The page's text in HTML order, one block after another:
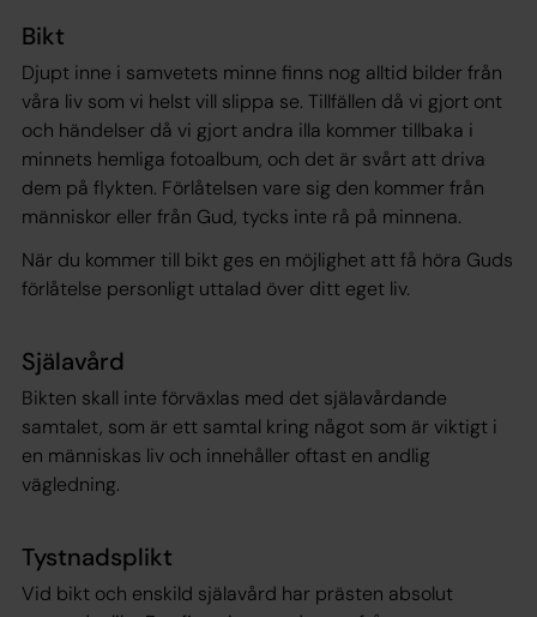
Bikt
Djupt inne i samvetets minne finns nog alltid bilder från
våra liv som vi helst vill slippa se. Tillfällen då vi gjort ont
och händelser då vi gjort andra illa kommer tillbaka i
minnets hemliga fotoalbum, och det är svårt att driva
dem på flykten. Förlåtelsen vare sig den kommer från
människor eller från Gud, tycks inte rå på minnena.
När du kommer till bikt ges en möjlighet att få höra Guds
förlåtelse personligt uttalad över ditt eget liv.
Själavård
Bikten skall inte förväxlas med det själavårdande
samtalet, som är ett samtal kring något som är viktigt i
en människas liv och innehåller oftast en andlig
vägledning.
Tystnadsplikt
Vid bikt och enskild själavård har prästen absolut